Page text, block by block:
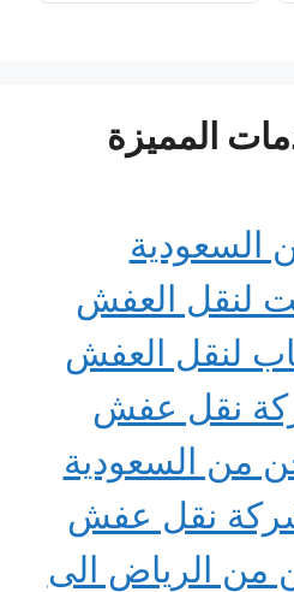
المميزة
لنقل العفش
لنقل العفش
نقل عفش
من السعودية
نقل عفش
الرياض الى